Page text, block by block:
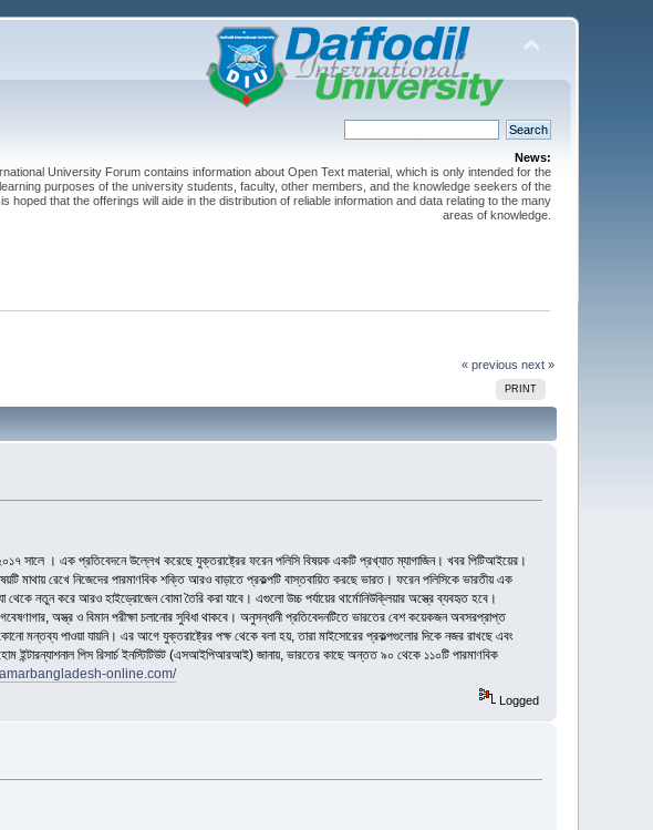
News:
University Forum contains information about Open Text material, which is only intended for the
purposes of the university students, faculty, other members, and the knowledge seekers of the
hoped that the offerings will aide in the distribution of reliable information and data relating to the many
areas of knowledge.
« previous next »
PRINT
সালে । এক প্রতিবেদনে উল্লেখ করেছে যুক্তরাষ্ট্রের ফরেন পলিসি বিষয়ক একটি প্রখ্যাত ম্যাগাজিন। খবর পিটিআইয়ের।
মাথায় রেখে নিজেদের পারমাণবিক শক্তি আরও বাড়াতে প্রকল্পটি বাস্তবায়িত করছে ভারত। ফরেন পলিসিকে ভারতীয় এক
নতুন করে আরও হাইড্রোজেন বোমা তৈরি করা যাবে। এগুলো উচ্চ পর্যায়ের থার্মোনিউক্লিয়ার অস্ত্রে ব্যবহৃত হবে।
অস্ত্র ও বিমান পরীক্ষা চলানোর সুবিধা থাকবে। অনুসন্ধানী প্রতিবেদনটিতে ভারতের বেশ কয়েকজন অবসরপ্রাপ্ত
মন্তব্য পাওয়া যায়নি। এর আগে যুক্তরাষ্ট্রের পক্ষ থেকে বলা হয়, তারা মাইসোরের প্রকল্পগুলোর দিকে নজর রাখছে এবং
পিস রিসার্চ ইনস্টিটিউট (এসআইপিআরআই) জানায়, ভারতের কাছে অন্তত ৯০ থেকে ১১০টি পারমাণবিক
online.com/
Logged